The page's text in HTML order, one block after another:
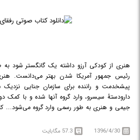
هنری از کودکی آرزو داشته یک گانگستر شود
رئیس جمهور آمریکا شدن بهتر می‌دانست.
پیشخدمت و راننده برای سازمان جنایی نزدیک
دارودستهٔ سیسرو، وارد گروه آنها شده و با کمک
جیمی و هنری به طور رسمی وارد گروه
کنندگی محمد مهاجر در اداره ی کل نمایش تهیه و
1396/4/30 57.3 مگابایت